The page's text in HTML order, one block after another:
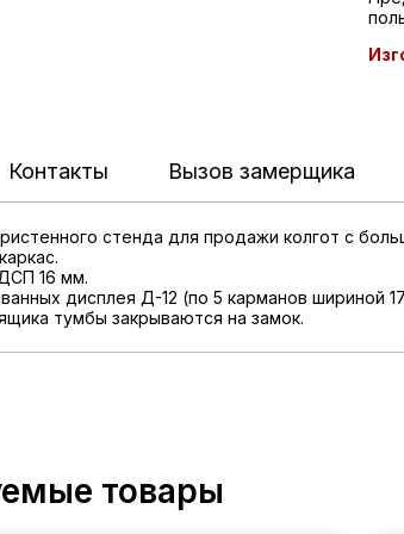
Контакты Вызов замерщика
стенда для продажи колгот с
16 мм.
дисплея Д-12 (по 5 карманов шириной
тумбы закрываются на замок.
товары